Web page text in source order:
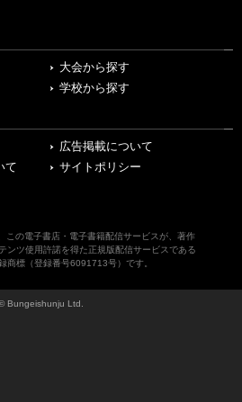
大会から探す
学校から探す
広告掲載について
て
サイトポリシー
この電子書店・電子書籍配信サービスが、著作
ンツ使用許諾を得た正規版配信サービスである
商標（登録番号6091713号）です。
Bungeishunju Ltd.